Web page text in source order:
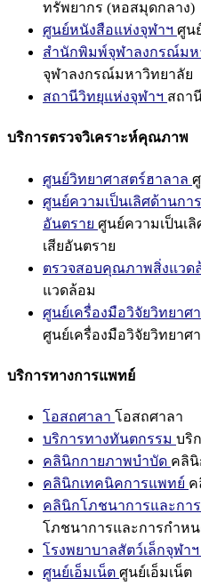
ทรัพยากร (หอสมุดกลาง)
ศูนย์หนังสือแห่งจุฬาฯ ศูน
สำนักพิมพ์จุฬาลงกรณ์มห
จุฬาลงกรณ์มหาวิทยาลัย
สถานีวิทยุแห่งจุฬาฯ สถา
บริการตรวจวิเคราะห์คุณภาพ
ศูนย์วิทยาศาสตร์ฮาลาล
ศูนย์ความเป็นเลิศด้านกา
อันตราย ศูนย์ความเป็นเ
เสียอันตราย
ตรวจสอบคุณภาพสิ่งแวด
แวดล้อม
ศูนย์เครื่องมือวิจัยวิทยาศ
ศูนย์เครื่องมือวิจัยวิทยาศ
บริการทางการแพทย์
โอสถศาลา โอสถศาลา
บริการทางทันตกรรม บริ
คลินิกกายภาพบำบัด คลินิ
คลินิกเทคนิคการแพทย์ ค
คลินิกโภชนาการและกา
โภชนาการและการกำห
โรงพยาบาลสัตว์เล็กจุฬาฯ
ศูนย์เอ็มเน็ต ศูนย์เอ็มเน็ต